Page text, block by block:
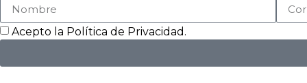
Acepto la Política de Privacidad .